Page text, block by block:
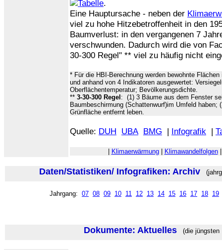
.
Eine Hauptursache - neben der
viel zu hohe Hitzebetroffenheit in den
Baumverlust: in den vergangenen 7
verschwunden. Dadurch wird die von
30-300 Regel" ** viel zu häufig nicht
* Für die HBI-Berechnung werden bewohnte
und anhand von 4 Indikatoren ausgewertet:
Oberflächentemperatur; Bevölkerungsdichte.
** 3-30-300 Regel : (1) 3 Bäume aus dem Fenster
Baumbeschirmung (Schattenwurf)im Umfeld
Grünfläche entfernt leben.
Quelle: DUH UBA BMG | Infografik |
Klimaerwärmung| Klimawandelfolgen
Daten/Statistiken/ Infografiken: Archiv
Jahrgang: 07 08 09 10 11 12 13 14 15 16 17 18 19
Dokumente: Aktuelles (die jüngsten